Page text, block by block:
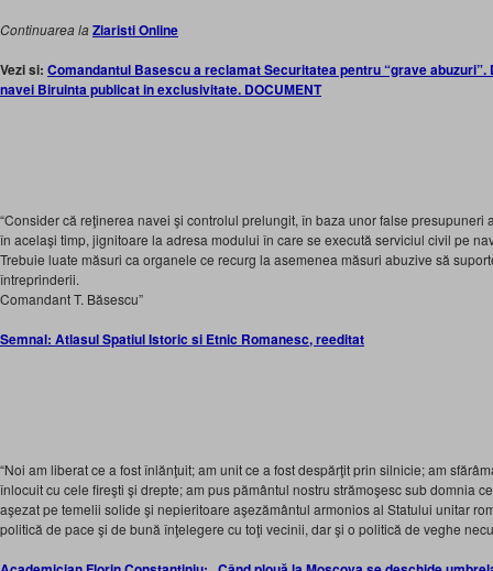
Continuarea laZiaristi Online
Vezi si: Comandantul Basescu a reclamat Securitatea pentru “grave
navei Biruinta publicat in exclusivitate. DOCUMENT
“Consider că reţinerea navei şi controlul prelungit, în baza unor false presupuneri
în acelaşi timp, jignitoare la adresa modului în care se execută serviciul civil pe
Trebuie luate măsuri ca organele ce recurg la asemenea măsuri abuzive să
întreprinderii.
Comandant T. Băsescu”
Semnal: Atlasul Spatiul Istoric si Etnic Romanesc, reeditat
“Noi am liberat ce a fost înlănţuit; am unit ce a fost despărţit prin silnicie; am
înlocuit cu cele fireşti şi drepte; am pus pământul nostru strămoşesc sub domnia
aşezat pe temelii solide şi nepieritoare aşezământul armonios al Statului unitar
politică de pace şi de bună înţelegere cu toţi vecinii, dar şi o politică de veghe